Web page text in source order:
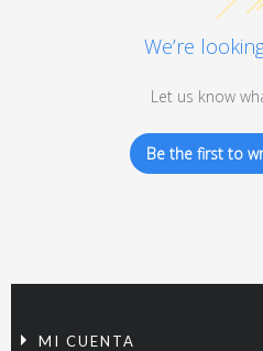
We’re
Let us know
Be the first to
MI CUENTA